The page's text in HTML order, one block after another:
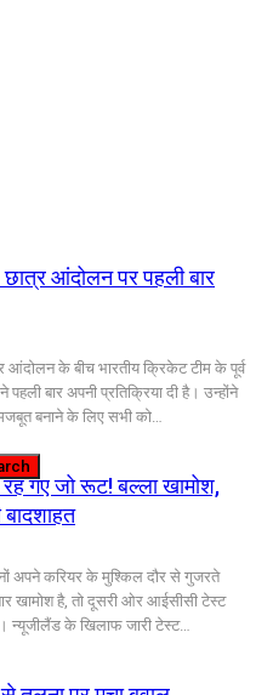
छात्र आंदोलन पर पहली बार
आंदोलन के बीच भारतीय क्रिकेट टीम के पूर्व
बार अपनी प्रतिक्रिया दी है। उन्होंने
बनाने के लिए सभी को…
गए जो रूट! बल्ला खामोश,
अपने करियर के मुश्किल दौर से गुजरते
खामोश है, तो दूसरी ओर आईसीसी टेस्ट
न्यूजीलैंड के खिलाफ जारी टेस्ट…